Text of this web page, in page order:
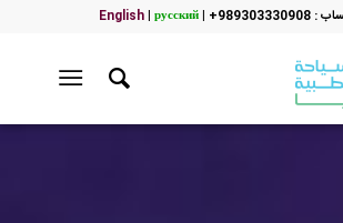
|
English| русский